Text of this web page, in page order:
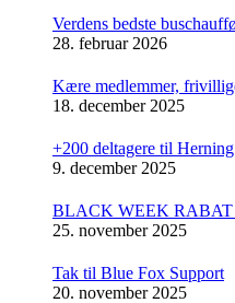
Verdens bedste
28. februar 2026
Kære medlemmer,
18. december 2025
+200 deltagere til
9. december 2025
BLACK WEEK
25. november 2025
Tak til Blue Fox Support
20. november 2025